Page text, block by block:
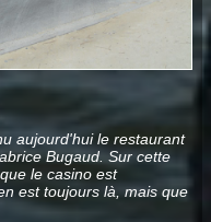
aujourd'hui le restaurant
Bugaud. Sur cette
le casino est
est toujours là, mais que